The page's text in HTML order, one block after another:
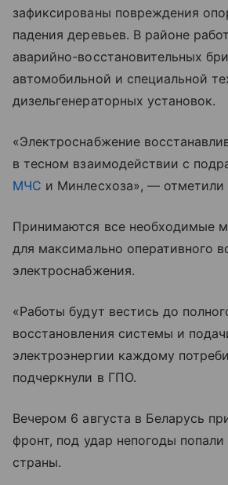
зафиксированы повреждения
падения деревьев. В районе
аварийно-восстановительных
автомобильной и специальной
дизельгенераторных установок.
«Электроснабжение
в тесном взаимодействии с
МЧС и Минлесхоза», — отметили
Принимаются все необходимые
для максимально оперативного
электроснабжения.
«Работы будут вестись до
восстановления системы и
электроэнергии каждому
подчеркнули в ГПО.
Вечером 6 августа в Беларусь
фронт, под удар непогоды
страны.